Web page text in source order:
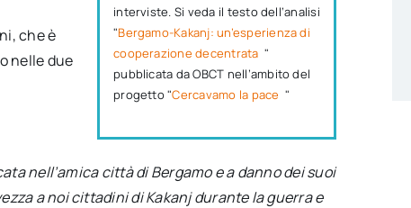
interviste. Si veda il testo dell’analisi
"Bergamo-Kakanj: un’esperienza di
cooperazione decentrata "
pubblicata da OBCT nell’ambito del
progetto "Cercavamo la pace "
che è
nelle due
nell’amica città di Bergamo e a danno dei suoi
a noi cittadini di Kakanj durante la guerra e